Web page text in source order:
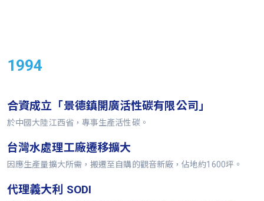
1994
合資成立「景德鎮開廣活性碳有限公司」
於中國大陸江西省，專事生產活性碳。
台灣水處理工廠遷移擴大
因應生產量擴大所需，搬遷至自購的觀音新廠，佔地約1600坪。
代理義大利 SODI